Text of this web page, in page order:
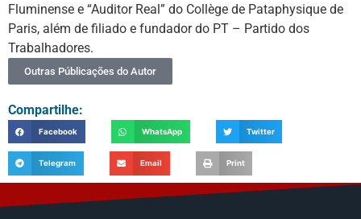
Fluminense e “Auditor Real” do Collège de Pataphysique de
Paris, além de filiado e fundador do PT – Partido dos
Trabalhadores.
Outras Públicações do Autor
Compartilhe:
Facebook WhatsApp Twitter
Telegram Email Print